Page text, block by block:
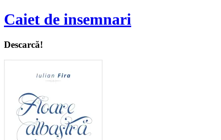
Caiet de insemnari
Descarcă!